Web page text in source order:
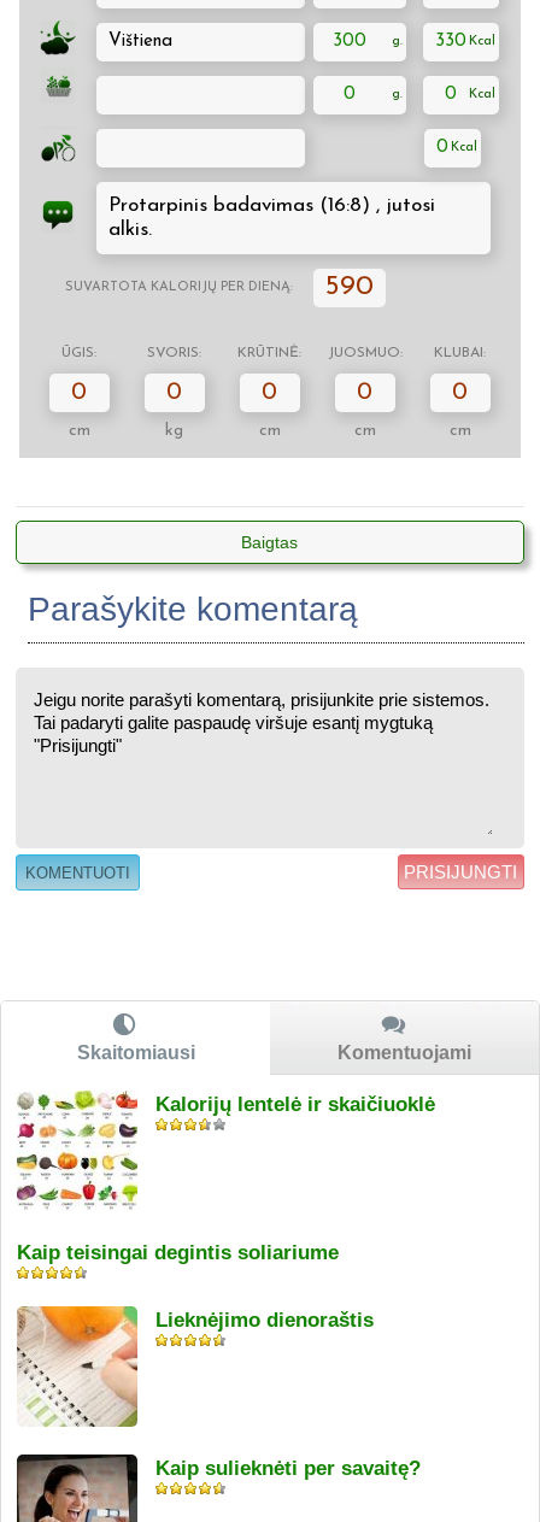
Vištiena 300 330
0 0
0
Protarpinis badavimas (16:8) , jutosi
alkis.
SUVARTOTA KALORIJŲ PER DIENĄ: 590
ŪGIS: SVORIS: KRŪTINĖ: JUOSMUO: KLUBAI:
0
cm
0
kg
0
cm
0
cm
0
cm
Baigtas
Parašykite komentarą
PRISIJUNGTI
Skaitomiausi Komentuojami
Kalorijų lentelė ir skaičiuoklė
Kaip teisingai degintis soliariume
Lieknėjimo dienoraštis
Kaip sulieknėti per savaitę?